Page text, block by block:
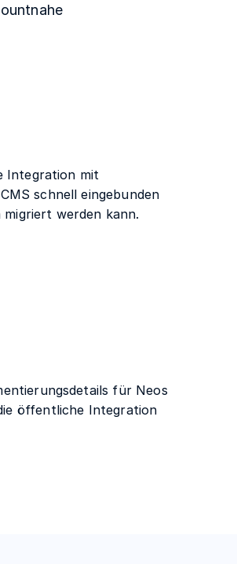
Integration mit
schnell eingebunden
werden kann.
für Neos
öffentliche Integration